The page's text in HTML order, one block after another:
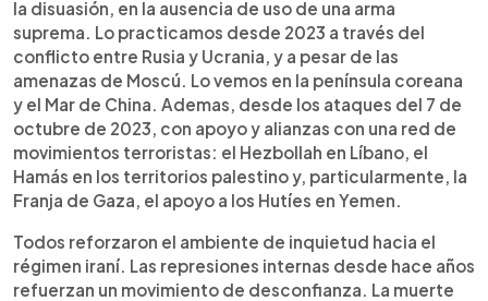
la disuasión, en la ausencia de uso de una arma
suprema. Lo practicamos desde 2023 a través del
conflicto entre Rusia y Ucrania, y a pesar de las
amenazas de Moscú. Lo vemos en la península coreana
y el Mar de China. Ademas, desde los ataques del 7 de
octubre de 2023, con apoyo y alianzas con una red de
movimientos terroristas: el Hezbollah en Líbano, el
Hamás en los territorios palestino y, particularmente, la
Franja de Gaza, el apoyo a los Hutíes en Yemen.
Todos reforzaron el ambiente de inquietud hacia el
régimen iraní. Las represiones internas desde hace años
refuerzan un movimiento de desconfianza. La muerte